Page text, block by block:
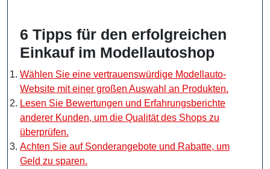
6 Tipps für den erfolgreichen
Einkauf im Modellautoshop
Wählen Sie eine vertrauenswürdige Modellauto-
Website mit einer großen Auswahl an Produkten.
Lesen Sie Bewertungen und Erfahrungsberichte
anderer Kunden, um die Qualität des Shops zu
überprüfen.
Achten Sie auf Sonderangebote und Rabatte, um
Geld zu sparen.